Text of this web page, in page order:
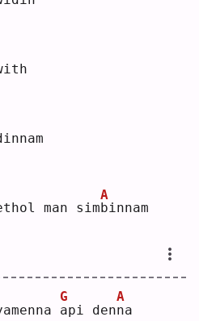
man simb
A
innam
a
G
pi denn
A
a